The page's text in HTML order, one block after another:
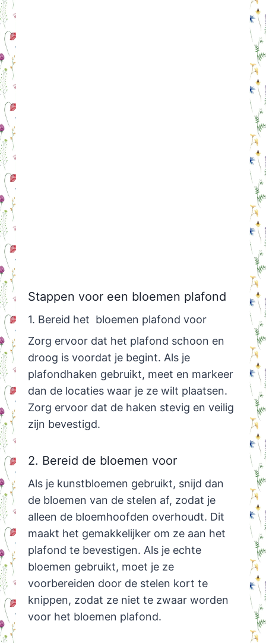
Stappen voor een bloemen plafond
1. Bereid het bloemen plafond voor
Zorg ervoor dat het plafond schoon en
droog is voordat je begint. Als je
plafondhaken gebruikt, meet en markeer
dan de locaties waar je ze wilt plaatsen.
Zorg ervoor dat de haken stevig en veilig
zijn bevestigd.
2. Bereid de bloemen voor
Als je kunstbloemen gebruikt, snijd dan
de bloemen van de stelen af, zodat je
alleen de bloemhoofden overhoudt. Dit
maakt het gemakkelijker om ze aan het
plafond te bevestigen. Als je echte
bloemen gebruikt, moet je ze
voorbereiden door de stelen kort te
knippen, zodat ze niet te zwaar worden
voor het bloemen plafond.